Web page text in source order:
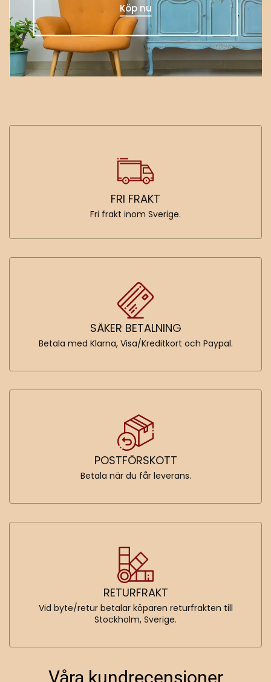
Köp nu
FRI FRAKT
Fri frakt inom Sverige.
SÄKER BETALNING
Betala med Klarna, Visa/Kreditkort och Paypal.
POSTFÖRSKOTT
Betala när du får leverans.
RETURFRAKT
Vid byte/retur betalar köparen returfrakten till
Stockholm, Sverige.
Våra kundrecensioner